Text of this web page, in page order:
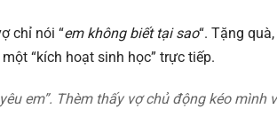
chỉ nói “em không biết tại sao“. Tặng
một “kích hoạt sinh học” trực tiếp.
em”. Thèm thấy vợ chủ động kéo mình